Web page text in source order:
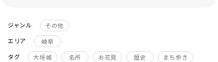
ジャンル
その他
エリア
岐阜
タグ
大垣城 名所 お花見 歴史
まち歩き